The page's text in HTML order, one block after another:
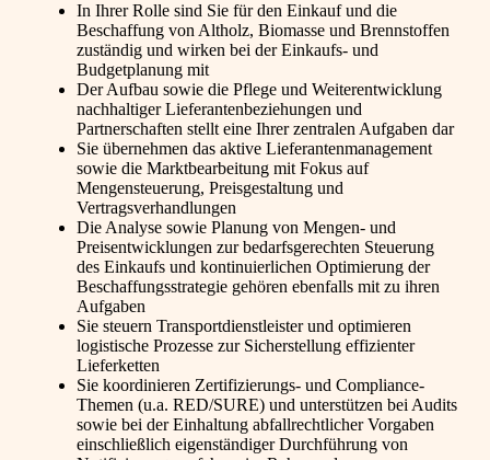
In Ihrer Rolle sind Sie für den Einkauf und die
Beschaffung von Altholz, Biomasse und Brennstoffen
zuständig und wirken bei der Einkaufs- und
Budgetplanung mit
Der Aufbau sowie die Pflege und Weiterentwicklung
nachhaltiger Lieferantenbeziehungen und
Partnerschaften stellt eine Ihrer zentralen Aufgaben dar
Sie übernehmen das aktive Lieferantenmanagement
sowie die Marktbearbeitung mit Fokus auf
Mengensteuerung, Preisgestaltung und
Vertragsverhandlungen
Die Analyse sowie Planung von Mengen- und
Preisentwicklungen zur bedarfsgerechten Steuerung
des Einkaufs und kontinuierlichen Optimierung der
Beschaffungsstrategie gehören ebenfalls mit zu ihren
Aufgaben
Sie steuern Transportdienstleister und optimieren
logistische Prozesse zur Sicherstellung effizienter
Lieferketten
Sie koordinieren Zertifizierungs- und Compliance-
Themen (u.a. RED/SURE) und unterstützen bei Audits
sowie bei der Einhaltung abfallrechtlicher Vorgaben
einschließlich eigenständiger Durchführung von